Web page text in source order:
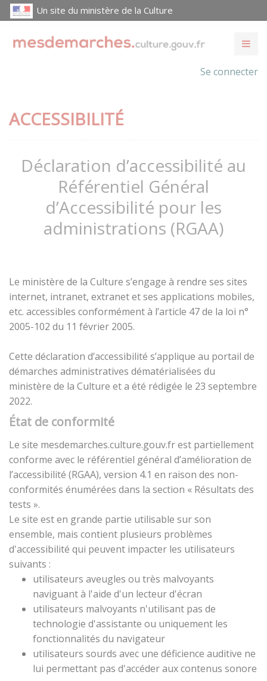
Un site du ministère de la Culture
Se connecter
ACCESSIBILITÉ
Déclaration d’accessibilité au
Référentiel Général
d’Accessibilité pour les
administrations (RGAA)
Le ministère de la Culture s’engage à rendre ses sites
internet, intranet, extranet et ses applications mobiles,
etc. accessibles conformément à l’article 47 de la loi n°
2005-102 du 11 février 2005.
Cette déclaration d’accessibilité s’applique au portail de
démarches administratives dématérialisées du
ministère de la Culture et a été rédigée le 23 septembre
2022.
État de conformité
Le site mesdemarches.culture.gouv.fr est partiellement
conforme avec le référentiel général d’amélioration de
l’accessibilité (RGAA), version 4.1 en raison des non-
conformités énumérées dans la section « Résultats des
tests ».
Le site est en grande partie utilisable sur son
ensemble, mais contient plusieurs problèmes
d'accessibilité qui peuvent impacter les utilisateurs
suivants :
utilisateurs aveugles ou très malvoyants
naviguant à l'aide d'un lecteur d'écran
utilisateurs malvoyants n'utilisant pas de
technologie d'assistante ou uniquement les
fonctionnalités du navigateur
utilisateurs sourds avec une déficience auditive ne
lui permettant pas d'accéder aux contenus sonore